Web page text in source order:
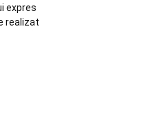
expres
realizat